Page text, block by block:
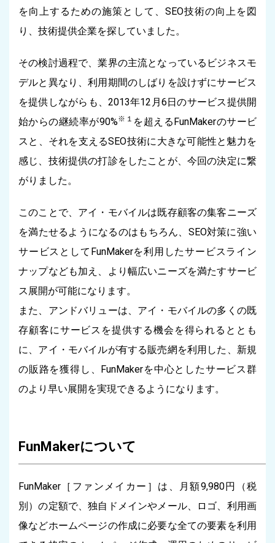
を向上するための施策として、SEO技術の向上を図
り、技術提供企業を探していました。
その検討過程で、業界の主流となっているビジネスモ
デルと異なり、利用期間のしばりを設けずにサービス
を提供しながらも、2013年12月6日のサービス提供開
始からの継続率が90%※１ を超えるFunMakerのサービ
スと、それを支えるSEO技術に大きな可能性と魅力を
感じ、技術提供の打診をしたことが、今回の決定に繋
がりました。
このことで、アイ・モバイルは既存顧客の集客ニーズ
を満たせるようになるのはもちろん、SEO対策に強い
サービスとしてFunMakerを利用したサービスライン
ナップなども加え、より幅広いニーズを満たすサービ
ス展開が可能になります。
また、アンドバリューは、アイ・モバイルの多くの既
存顧客にサービスを提供する機会を得られるととも
に、アイ・モバイルが有する販売網を利用した、新規
の販路を獲得し、FunMakerを中心としたサービス群
のより早い展開を実現できるようになります。
FunMakerについて
FunMaker［ファンメイカー］は、月額9,980円（税
別）の定額で、独自ドメインやメール、ロゴ、利用画
像などホームページの作成に必要な全ての要素を利用